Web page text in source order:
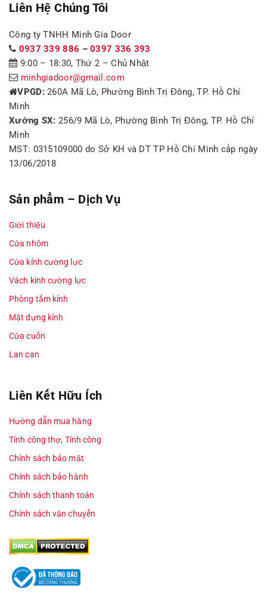
Liên Hệ Chúng Tôi
Công ty TNHH Minh Gia Door
0937 339 886 –0397 336 393
9:00 – 18:30, Thứ 2 – Chủ Nhật
minhgiadoor@gmail.com
VPGD:260A Mã Lò, Phường Bình Trị Đông, TP. Hồ Chí
Minh
Xưởng SX: 256/9 Mã Lò, Phường Bình Trị Đông, TP. Hồ Chí
Minh
MST: 0315109000 do Sở KH và DT TP Hồ Chí Minh cấp ngày
13/06/2018
Sản phẩm – Dịch Vụ
Giới thiệu
Cửa nhôm
Cửa kính cường lực
Vách kính cường lực
Phòng tắm kính
Mặt dựng kính
Cửa cuốn
Lan can
Liên Kết Hữu Ích
Hướng dẫn mua hàng
Tính công thợ, Tính công
Chính sách bảo mật
Chính sách bảo hành
Chính sách thanh toán
Chính sách vận chuyển